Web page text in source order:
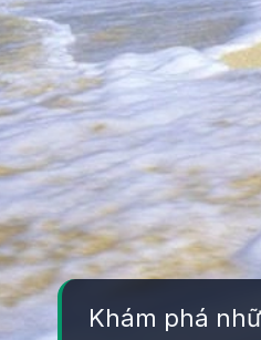
Khám phá